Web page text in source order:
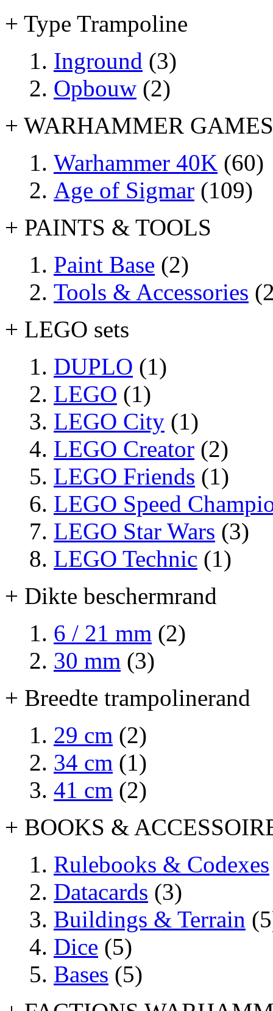
+ Type Trampoline
Inground (3)
Opbouw (2)
+ WARHAMMER GAMES
Warhammer 40K (60)
Age of Sigmar (109)
+ PAINTS & TOOLS
Paint Base (2)
Tools & Accessories
+ LEGO sets
DUPLO (1)
LEGO (1)
LEGO City (1)
LEGO Creator (2)
LEGO Friends (1)
LEGO Speed
LEGO Star Wars (3)
LEGO Technic (1)
+ Dikte beschermrand
6 / 21 mm (2)
30 mm (3)
+ Breedte trampolinerand
29 cm (2)
34 cm (1)
41 cm (2)
+ BOOKS &
Rulebooks & Codexes
Datacards (3)
Buildings & Terrain
Dice (5)
Bases (5)